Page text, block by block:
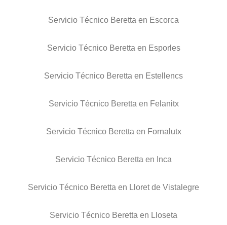
Servicio Técnico Beretta en Escorca
Servicio Técnico Beretta en Esporles
Servicio Técnico Beretta en Estellencs
Servicio Técnico Beretta en Felanitx
Servicio Técnico Beretta en Fornalutx
Servicio Técnico Beretta en Inca
Servicio Técnico Beretta en Lloret de Vistalegre
Servicio Técnico Beretta en Lloseta